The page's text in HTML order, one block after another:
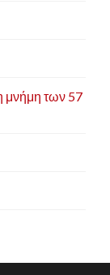
μνήμη των 57